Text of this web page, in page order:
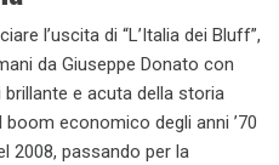
l’uscita di “L’Italia dei Bluff”,
da Giuseppe Donato con
brillante e acuta della storia
boom economico degli anni ’70
2008, passando per la